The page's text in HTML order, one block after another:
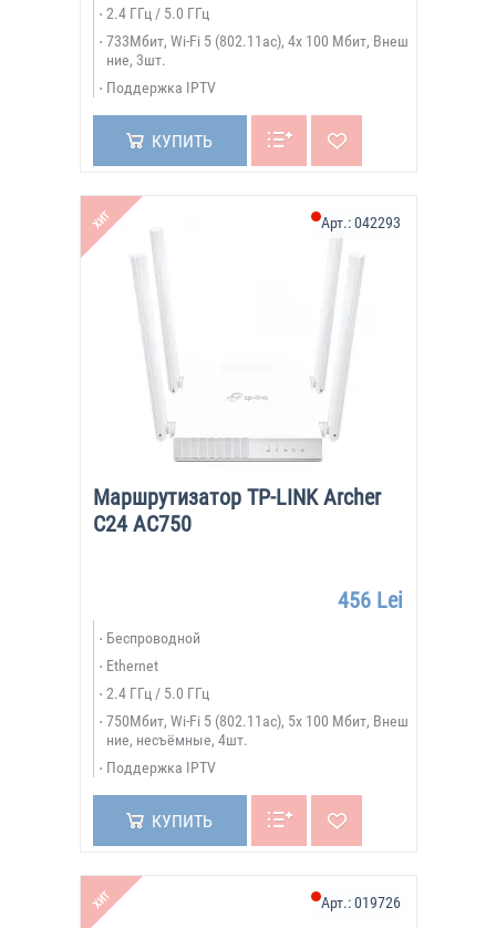
2.4 ГГц / 5.0 ГГц
733Мбит, Wi-Fi 5 (802.11ac), 4х 100 Мбит, Внеш
ние, 3шт.
Поддержка IPTV
КУПИТЬ
ХИТ
Маршрутизатор TP-LINK Archer
C24 AC750
Арт.:042293
456 Lei
Беспроводной
Ethernet
2.4 ГГц / 5.0 ГГц
750Мбит, Wi-Fi 5 (802.11ac), 5х 100 Мбит, Внеш
ние, несъёмные, 4шт.
Поддержка IPTV
КУПИТЬ
ХИТ Арт.:019726